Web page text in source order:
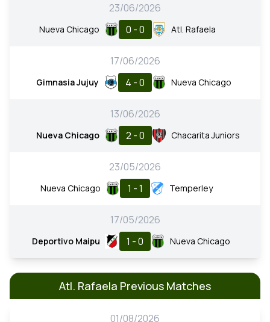
23/06/2026
Nueva Chicago 0 - 0 Atl. Rafaela
17/06/2026
Gimnasia Jujuy 4 - 0 Nueva Chicago
13/06/2026
Nueva Chicago 2 - 0 Chacarita Juniors
23/05/2026
Nueva Chicago 1 - 1 Temperley
17/05/2026
Deportivo Maipu 1 - 0 Nueva Chicago
Atl. Rafaela Previous Matches
01/08/2026